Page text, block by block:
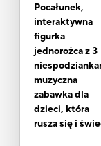
Pocałunek,
interaktywna
figurka
jednorożca z 3
muzyczna
zabawka dla
dzieci, która
rusza się i